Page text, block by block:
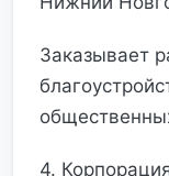
Заказывает
4.